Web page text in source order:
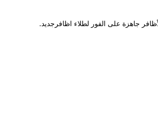
جاهزة على الفور لطلاء اظافرجديد.